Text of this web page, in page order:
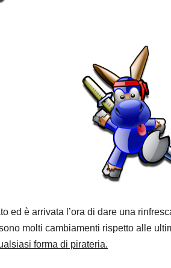
ed è arrivata l’ora di dare una
molti cambiamenti rispetto alle
forma di pirateria.